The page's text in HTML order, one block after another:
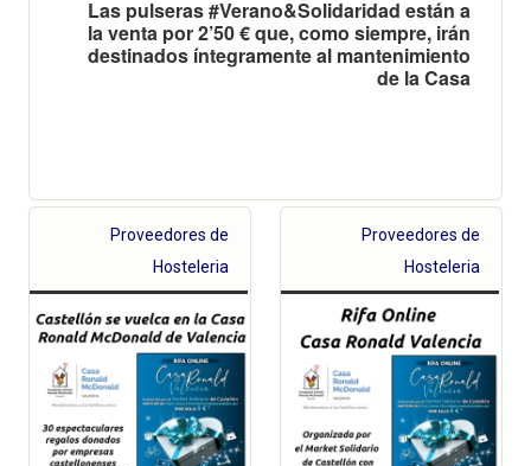
Las pulseras #Verano&Solidaridad están a
la venta por 2’50 € que, como siempre, irán
destinados íntegramente al mantenimiento
de la Casa
Proveedores de
Hosteleria
Proveedores de
Hosteleria